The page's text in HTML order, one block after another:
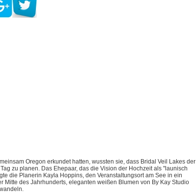
Oregon erkundet hatten, wussten sie, dass Bridal Veil Lakes der
zu planen. Das Ehepaar, das die Vision der Hochzeit als "launisch
die Planerin Kayla Hoppins, den Veranstaltungsort am See in ein
Mitte des Jahrhunderts, eleganten weißen Blumen von By Kay Studio